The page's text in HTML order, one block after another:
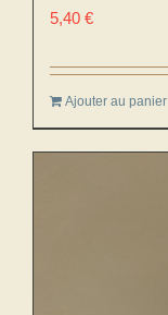
5,40 €
Ajouter au panier